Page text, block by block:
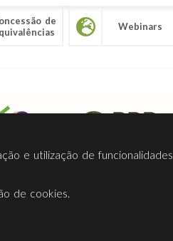
de
Webinars
Facebook
e utilização de funcionalidades
de cookies.